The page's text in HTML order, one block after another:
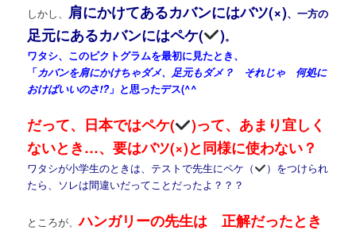
しかし、 肩にかけてあるカバンにはバツ(×)、一方の
足元にあるカバンにはペケ( )。
ワタシ、このピクトグラムを最初に見たとき、
「カバンを肩にかけちゃダメ、足元もダメ？ それじゃ 何処に
おけばいいのさ!? 」と思ったデス(^^ゞ
だって、日本ではペケ(
)って、あまり宜しく
ないとき…、要はバツ(×)と同様に使わない？
ワタシが小学生のときは、テストで先生にペケ（
）をつけられ
たら、ソレは間違いだってことだったよ？？？
ところが、ハンガリーの先生は 正解だったとき